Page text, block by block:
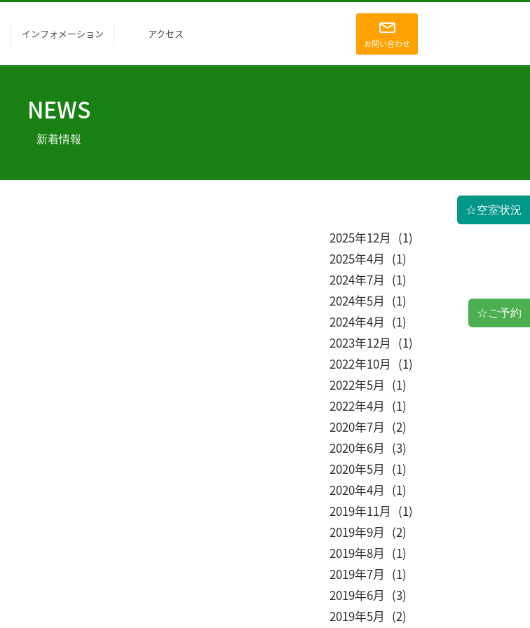
インフォメーション アクセス
お問い合わせ
NEWS
新着情報
2025 12
1
2025
4
1
2024
7
1
2024
5
1
2024
4
1
2023
12
1
2022
10
1
2022
5
1
2022
4
1
2020
7
2
2020
6
3
2020
5
1
2020
4
1
2019
11
1
2019
9
2
2019
8
1
2019
7
1
2019
6
3
2019
5
2
☆空室状況
☆ご予約